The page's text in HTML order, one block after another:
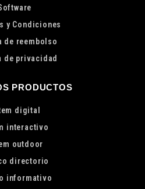
y Condiciones
de reembolso
de privacidad
PRODUCTOS
digital
interactivo
outdoor
directorio
informativo